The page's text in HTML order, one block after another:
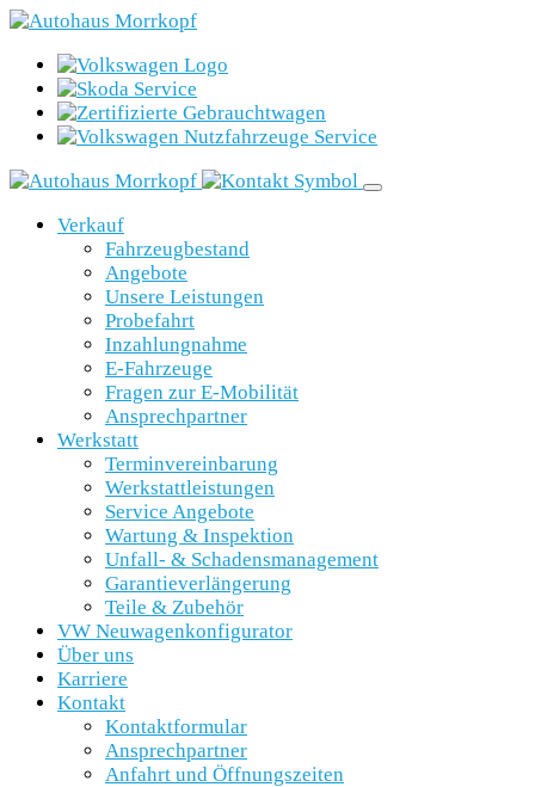
Verkauf
Fahrzeugbestand
Angebote
Unsere Leistungen
Probefahrt
Inzahlungnahme
E-Fahrzeuge
Fragen zur E-Mobilität
Ansprechpartner
Werkstatt
Terminvereinbarung
Werkstattleistungen
Service Angebote
Wartung & Inspektion
Unfall- & Schadensmanagement
Garantieverlängerung
Teile & Zubehör
VW Neuwagenkonfigurator
Über uns
Karriere
Kontakt
Kontaktformular
Ansprechpartner
Anfahrt und Öffnungszeiten